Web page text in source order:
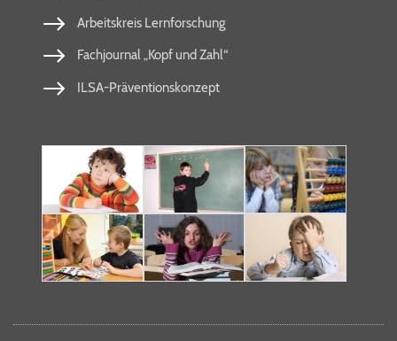
Arbeitskreis Lernforschung
Fachjournal „Kopf und Zahl“
ILSA-Präventionskonzept